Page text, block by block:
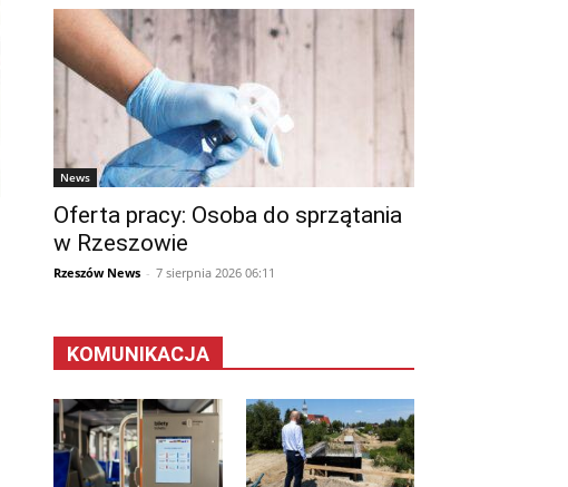
News
Oferta pracy: Osoba do sprzątania
w Rzeszowie
Rzeszów News - 7 sierpnia 2026 06:11
KOMUNIKACJA